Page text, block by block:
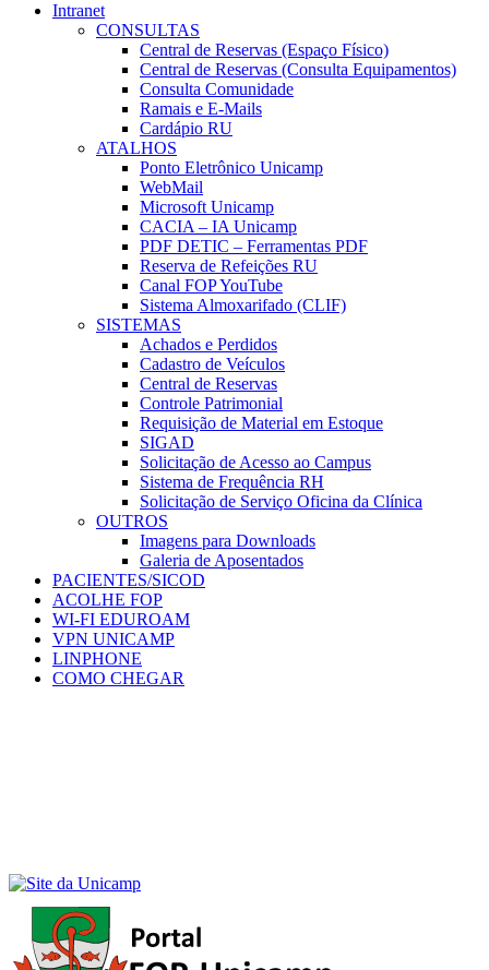
Intranet
CONSULTAS
Central de Reservas (Espaço Físico)
Central de Reservas (Consulta Equipamentos)
Consulta Comunidade
Ramais e E-Mails
Cardápio RU
ATALHOS
Ponto Eletrônico Unicamp
WebMail
Microsoft Unicamp
CACIA – IA Unicamp
PDF DETIC – Ferramentas PDF
Reserva de Refeições RU
Canal FOP YouTube
Sistema Almoxarifado (CLIF)
SISTEMAS
Achados e Perdidos
Cadastro de Veículos
Central de Reservas
Controle Patrimonial
Requisição de Material em Estoque
SIGAD
Solicitação de Acesso ao Campus
Sistema de Frequência RH
Solicitação de Serviço Oficina da Clínica
OUTROS
Imagens para Downloads
Galeria de Aposentados
PACIENTES/SICOD
ACOLHE FOP
WI-FI EDUROAM
VPN UNICAMP
LINPHONE
COMO CHEGAR